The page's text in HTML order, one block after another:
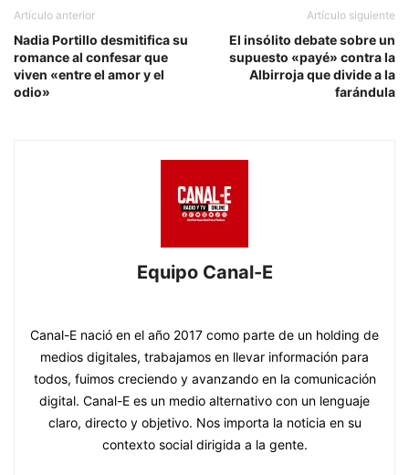
Artículo anterior
Nadia Portillo desmitifica su
romance al confesar que
viven «entre el amor y el
odio»
Artículo siguiente
El insólito debate sobre un
supuesto «payé» contra la
Albirroja que divide a la
farándula
Equipo Canal-E
Canal-E nació en el año 2017 como parte de un holding de
medios digitales, trabajamos en llevar información para
todos, fuimos creciendo y avanzando en la comunicación
digital. Canal-E es un medio alternativo con un lenguaje
claro, directo y objetivo. Nos importa la noticia en su
contexto social dirigida a la gente.